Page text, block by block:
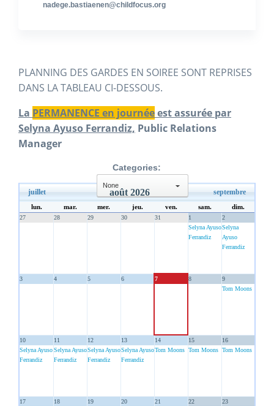
nadege.bastiaenen@childfocus.org
PLANNING DES GARDES EN SOIREE SONT REPRISES
DANS LA TABLEAU CI-DESSOUS.
La PERMANENCE en journéeest assurée par
Selyna Ayuso Ferrandiz, Public Relations
Manager
Categories:
juillet août 2026 septembre
lun. mar. mer. jeu. ven. sam. dim.
27 28 29 30 31
1
Selyna Ayuso
Ferrandiz
2
Selyna
Ayuso
Ferrandiz
3 4 5 6 7 8
9
Tom Moons
10
Selyna Ayuso
Ferrandiz
11
Selyna Ayuso
Ferrandiz
12
Selyna Ayuso
Ferrandiz
13
Selyna Ayuso
Ferrandiz
14
Tom Moons
15
Tom Moons
16
Tom Moons
17
18
19
20
21
22
23